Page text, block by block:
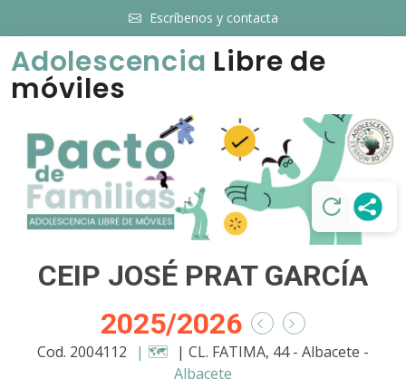
Escríbenos y contacta
Adolescencia Libre de
móviles
CEIP JOSÉ PRAT GARCÍA
2025/2026
Cod. 2004112 | 🗺️ | CL. FATIMA, 44 - Albacete -
Albacete